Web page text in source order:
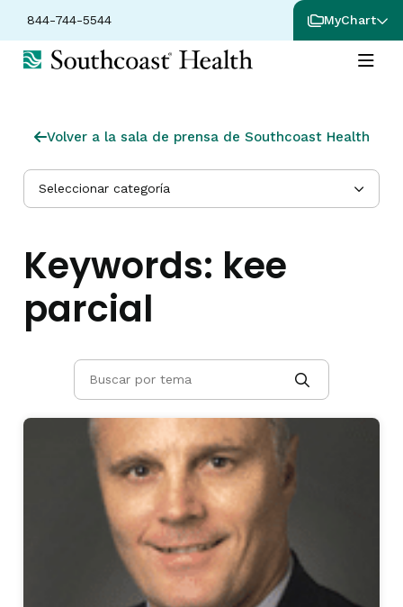
844-744-5544 MyChart
Volver a la sala de prensa de Southcoast Health
Seleccionar categoría
Keywords: kee
parcial